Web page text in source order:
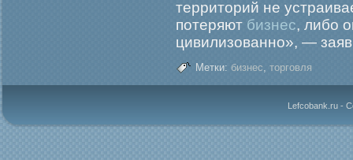
территорий не
потеряют бизнес, либо
цивилизованно», —
Метки: бизнес, торговля
Lefcobank.ru -